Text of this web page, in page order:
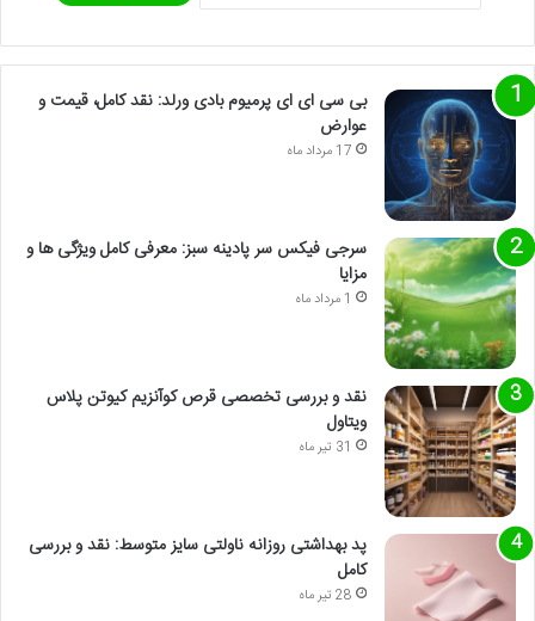
بی سی ای ای پرمیوم بادی ورلد: نقد کامل، قیمت و
عوارض
17 مرداد ماه
سرجی فیکس سر پادینه سبز: معرفی کامل ویژگی ها و
مزایا
1 مرداد ماه
نقد و بررسی تخصصی قرص کوآنزیم کیوتن پلاس
ویتاول
31 تیر ماه
پد بهداشتی روزانه ناولتی سایز متوسط: نقد و بررسی
کامل
28 تیر ماه